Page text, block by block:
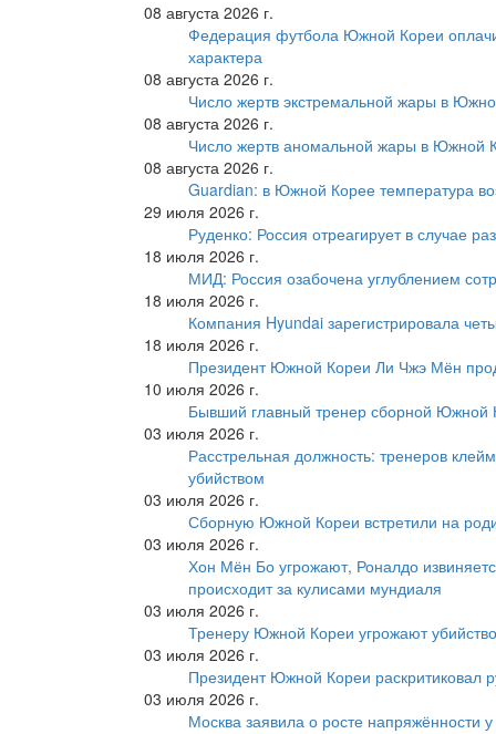
08 августа 2026 г.
Федерация футбола Южной Кореи
характера
08 августа 2026 г.
Число жертв экстремальной жары в
08 августа 2026 г.
Число жертв аномальной жары в Южной
08 августа 2026 г.
Guardian: в Южной Корее температура
29 июля 2026 г.
Руденко: Россия отреагирует в случае
18 июля 2026 г.
МИД: Россия озабочена углублением
18 июля 2026 г.
Компания Hyundai зарегистрировала
18 июля 2026 г.
Президент Южной Кореи Ли Чжэ Мён
10 июля 2026 г.
Бывший главный тренер сборной Южной
03 июля 2026 г.
Расстрельная должность: тренеров
убийством
03 июля 2026 г.
Сборную Южной Кореи встретили на
03 июля 2026 г.
Хон Мён Бо угрожают, Роналдо
происходит за кулисами мундиаля
03 июля 2026 г.
Тренеру Южной Кореи угрожают
03 июля 2026 г.
Президент Южной Кореи раскритиковал
03 июля 2026 г.
Москва заявила о росте